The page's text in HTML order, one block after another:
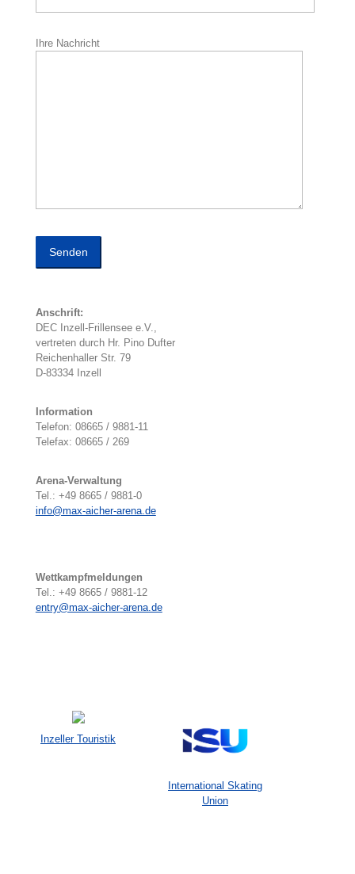
Ihre Nachricht
Anschrift:
DEC Inzell-Frillensee e.V.,
vertreten durch Hr. Pino Dufter
Reichenhaller Str. 79
D-83334 Inzell
Information
Telefon: 08665 / 9881-11
Telefax: 08665 / 269
Arena-Verwaltung
Tel.: +49 8665 / 9881-0
info@max-aicher-arena.de
Wettkampfmeldungen
Tel.: +49 8665 / 9881-12
entry@max-aicher-arena.de
Inzeller Touristik
International Skating
Union